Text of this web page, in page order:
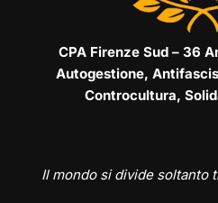
CPA Firenze Sud – 36
Autogestione,
Controcultura,
Il mondo si divide soltanto